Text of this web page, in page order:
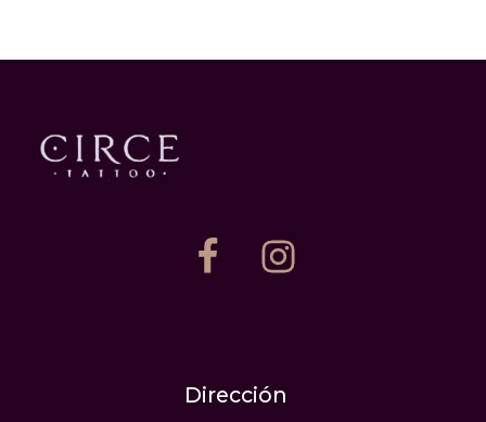
Dirección